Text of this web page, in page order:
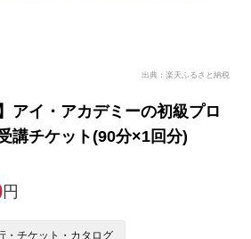
出典：楽天ふるさと納税
アイ・アカデミーの初級プロ
講チケット(90分×1回分)
円
・チケット・カタログ